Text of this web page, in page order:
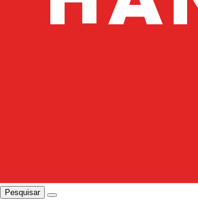
Pesquisar